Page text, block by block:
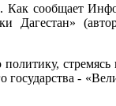
Как сообщает
Дагестан»
-